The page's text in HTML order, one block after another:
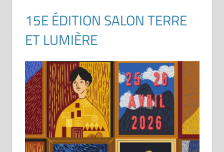
15E ÉDITION SALON TERRE
ET LUMIÈRE